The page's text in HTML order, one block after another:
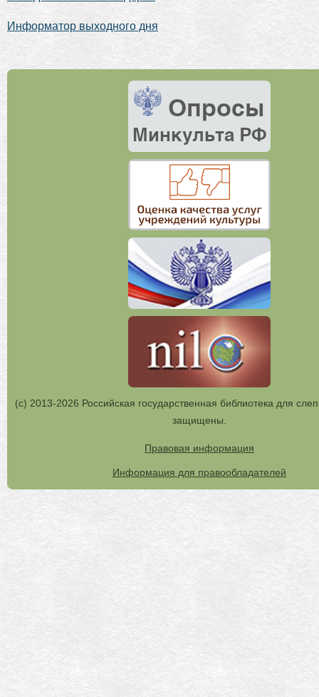
Информатор выходного дня
(с) 2013-2026 Российская государственная библиотека для
защищены.
Правовая информация
Информация для правообладателей